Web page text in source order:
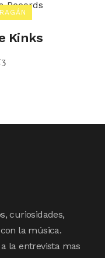
Kinks
curiosidades,
la música.
la entrevista mas